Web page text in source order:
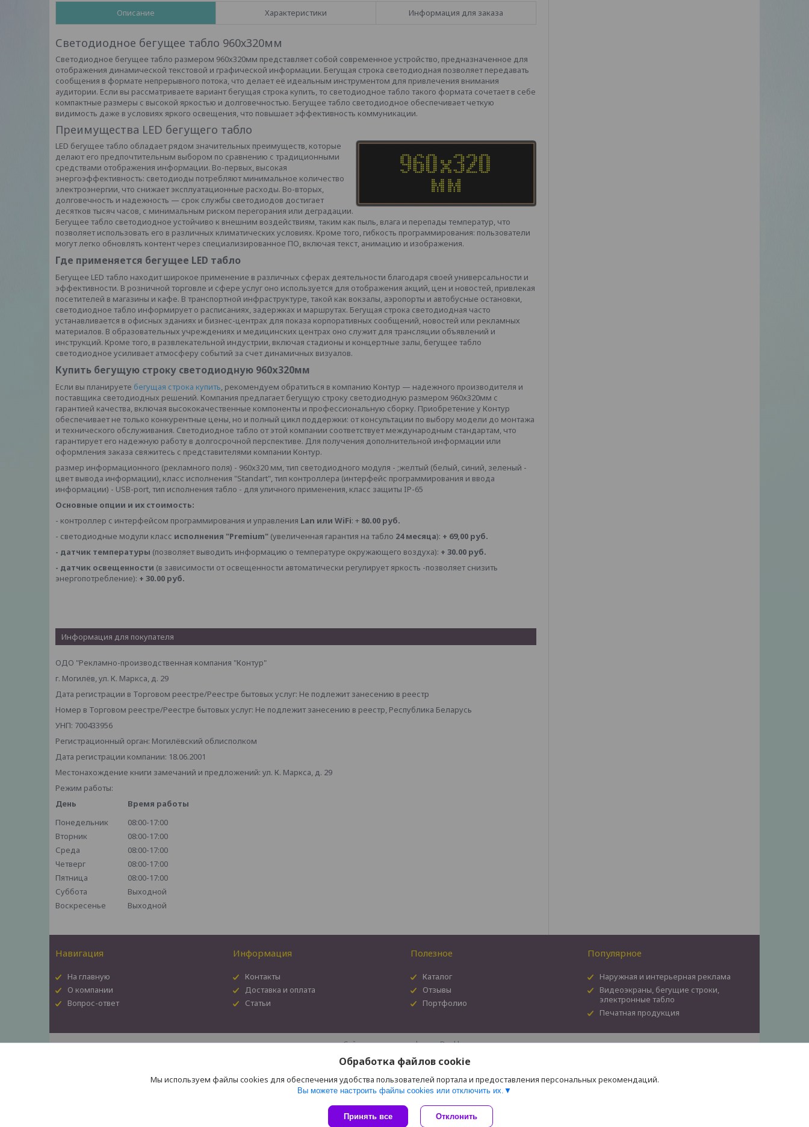
Описание Характеристики Информация для заказа
Светодиодное бегущее табло 960х320мм
Светодиодное бегущее табло размером 960х320мм представляет собой современное устройство, предназначенное для
отображения динамической текстовой и графической информации. Бегущая строка светодиодная позволяет передавать
сообщения в формате непрерывного потока, что делает её идеальным инструментом для привлечения внимания
аудитории. Если вы рассматриваете вариант бегущая строка купить, то светодиодное табло такого формата сочетает в себе
компактные размеры с высокой яркостью и долговечностью. Бегущее табло светодиодное обеспечивает четкую
видимость даже в условиях яркого освещения, что повышает эффективность коммуникации.
Преимущества LED бегущего табло
LED бегущее табло обладает рядом значительных преимуществ, которые
делают его предпочтительным выбором по сравнению с традиционными
средствами отображения информации. Во-первых, высокая
энергоэффективность: светодиоды потребляют минимальное количество
электроэнергии, что снижает эксплуатационные расходы. Во-вторых,
долговечность и надежность — срок службы светодиодов достигает
десятков тысяч часов, с минимальным риском перегорания или деградации.
Бегущее табло светодиодное устойчиво к внешним воздействиям, таким как пыль, влага и перепады температур, что
позволяет использовать его в различных климатических условиях. Кроме того, гибкость программирования: пользователи
могут легко обновлять контент через специализированное ПО, включая текст, анимацию и изображения.
Где применяется бегущее LED табло
Бегущее LED табло находит широкое применение в различных сферах деятельности благодаря своей универсальности и
эффективности. В розничной торговле и сфере услуг оно используется для отображения акций, цен и новостей, привлекая
посетителей в магазины и кафе. В транспортной инфраструктуре, такой как вокзалы, аэропорты и автобусные остановки,
светодиодное табло информирует о расписаниях, задержках и маршрутах. Бегущая строка светодиодная часто
устанавливается в офисных зданиях и бизнес-центрах для показа корпоративных сообщений, новостей или рекламных
материалов. В образовательных учреждениях и медицинских центрах оно служит для трансляции объявлений и
инструкций. Кроме того, в развлекательной индустрии, включая стадионы и концертные залы, бегущее табло
светодиодное усиливает атмосферу событий за счет динамичных визуалов.
Купить бегущую строку светодиодную 960х320мм
Если вы планируете бегущая строка купить, рекомендуем обратиться в компанию Контур — надежного производителя и
поставщика светодиодных решений. Компания предлагает бегущую строку светодиодную размером 960х320мм с
гарантией качества, включая высококачественные компоненты и профессиональную сборку. Приобретение у Контур
обеспечивает не только конкурентные цены, но и полный цикл поддержки: от консультации по выбору модели до монтажа
и технического обслуживания. Светодиодное табло от этой компании соответствует международным стандартам, что
гарантирует его надежную работу в долгосрочной перспективе. Для получения дополнительной информации или
оформления заказа свяжитесь с представителями компании Контур.
размер информационного (рекламного поля) - 960х320 мм, тип светодиодного модуля - ;желтый (белый, синий, зеленый -
цвет вывода информации), класс исполнения "Standart", тип контроллера (интерфейс программирования и ввода
информации) - USB-port, тип исполнения табло - для уличного применения, класс защиты IP-65
Основные опции и их стоимость:
- контроллер с интерфейсом программирования и управления Lan или WiFi: + 80.00 руб.
- светодиодные модули класс исполнения "Premium" (увеличенная гарантия на табло 24 месяца): + 69,00 руб.
- датчик температуры (позволяет выводить информацию о температуре окружающего воздуха): + 30.00 руб.
- датчик освещенности (в зависимости от освещенности автоматически регулирует яркость -позволяет снизить
энергопотребление): + 30.00 руб.
Информация для покупателя
ОДО "Рекламно-производственная компания "Контур"
г. Могилёв, ул. К. Маркса, д. 29
Дата регистрации в Торговом реестре/Реестре бытовых услуг: Не подлежит занесению в реестр
Номер в Торговом реестре/Реестре бытовых услуг: Не подлежит занесению в реестр, Республика Беларусь
УНП: 700433956
Регистрационный орган: Могилёвский облисполком
Дата регистрации компании: 18.06.2001
Местонахождение книги замечаний и предложений: ул. К. Маркса, д. 29
Режим работы:
День
Время работы
Понедельник
08:00-17:00
Вторник
08:00-17:00
Среда
08:00-17:00
Четверг
08:00-17:00
Пятница
08:00-17:00
Суббота
Выходной
Воскресенье
Выходной
Навигация
На главную
О компании
Вопрос-ответ
Информация
Контакты
Доставка и оплата
Статьи
Полезное
Каталог
Отзывы
Портфолио
Популярное
Наружная и интерьерная реклама
Видеоэкраны, бегущие строки,
электронные табло
Печатная продукция
Сайт создан на платформе Deal.by
Политика обработки файлов cookies
Обработка файлов cookie
Мы используем файлы cookies для обеспечения удобства пользователей портала и предоставления персональных рекомендаций.
Вы можете настроить файлы cookies или отключить их.
Принять все Отклонить
Рекламно-производственная компания "Контур" |Пожаловаться на контент
Select Language▼